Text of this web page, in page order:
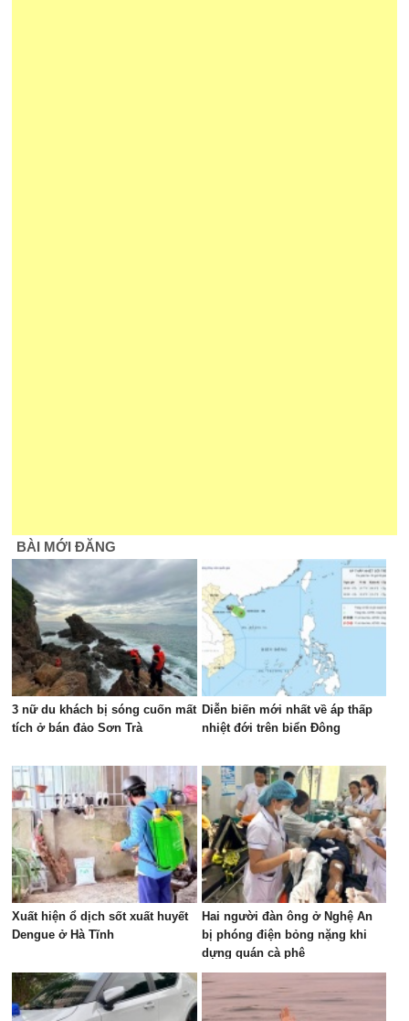
BÀI MỚI ĐĂNG
3 nữ du khách bị sóng cuốn mất
tích ở bán đảo Sơn Trà
Diễn biến mới nhất về áp thấp
nhiệt đới trên biển Đông
Xuất hiện ổ dịch sốt xuất huyết
Dengue ở Hà Tĩnh
Hai người đàn ông ở Nghệ An
bị phóng điện bỏng nặng khi
dựng quán cà phê